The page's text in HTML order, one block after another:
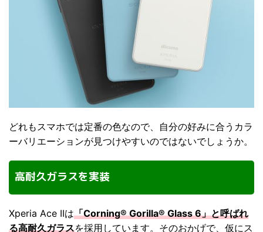
どれもスマホでは定番の色なので、自分の好みに合うカラ
ーバリエーションが見つけやすいのではないでしょうか。
高耐久ガラスを実装
Xperia Ace IIは「Corning® Gorilla® Glass 6」と呼ばれ
る高耐久ガラスを採用しています。そのおかげで、仮にス